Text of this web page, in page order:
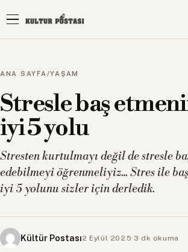
ANA SAYFA /YAŞAM
Stresle baş
iyi 5 yolu
Stresten kurtulmayı değil de stresle
edebilmeyi öğrenmeliyiz… Stres ile
iyi 5 yolunu sizler için derledik.
Kültür Postası2 Eylül 2025· 3 dk okuma